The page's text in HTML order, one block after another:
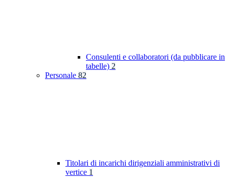
Consulenti e collaboratori (da pubblicare in
tabelle) 2
Personale 82
Titolari di incarichi dirigenziali amministrativi di
vertice 1